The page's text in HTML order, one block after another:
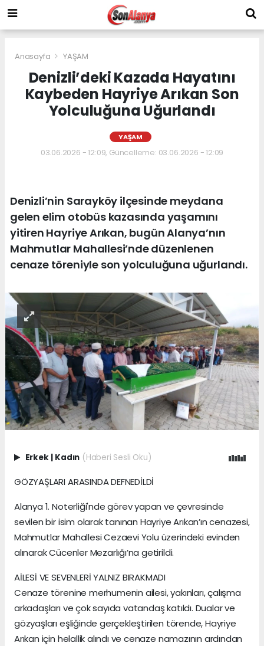
Anasayfa YAŞAM
Denizli’deki Kazada Hayatını
Kaybeden Hayriye Arıkan Son
Yolculuğuna Uğurlandı
YAŞAM
03.06.2026 - 12:09, Güncelleme: 03.06.2026 - 12:09
Denizli’nin Sarayköy ilçesinde meydana
gelen elim otobüs kazasında yaşamını
yitiren Hayriye Arıkan, bugün Alanya’nın
Mahmutlar Mahallesi’nde düzenlenen
cenaze töreniyle son yolculuğuna uğurlandı.
Erkek Kadın (Haberi Sesli Oku)
GÖZYAŞLARI ARASINDA DEFNEDİLDİ
Alanya 1. Noterliği'nde görev yapan ve çevresinde
sevilen bir isim olarak tanınan Hayriye Arıkan’ın cenazesi,
Mahmutlar Mahallesi Cezaevi Yolu üzerindeki evinden
alınarak Cücenler Mezarlığı’na getirildi.
AİLESİ VE SEVENLERİ YALNIZ BIRAKMADI
Cenaze törenine merhumenin ailesi, yakınları, çalışma
arkadaşları ve çok sayıda vatandaş katıldı. Dualar ve
gözyaşları eşliğinde gerçekleştirilen törende, Hayriye
Arıkan için helallik alındı ve cenaze namazının ardından